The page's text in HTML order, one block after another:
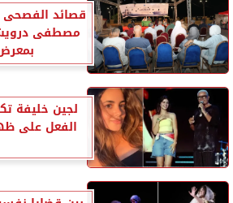
قصائد
مصطفى
لجين خليفة
الفعل على